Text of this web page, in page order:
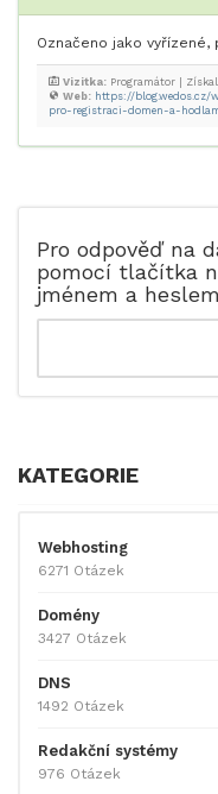
Označeno jako
Web: https://
pro-registraci-domen-a-
Vizitka: Programátor |
Pro odpověď na
pomocí tlačítka
jménem a
KATEGORIE
Webhosting
6271 Otázek
Domény
3427 Otázek
DNS
1492 Otázek
Redakční systémy
976 Otázek